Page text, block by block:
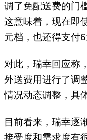
调了免配送费的门
这意味着，现在即
元档，也还得支付6
对此，瑞幸回应称
外送费用进行了调
情况动态调整，具
目前看来，瑞幸逐